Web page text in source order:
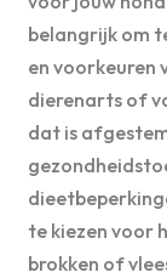
belangrijk om
en voorkeuren
dierenarts of
dat is
te kiezen voor
brokken of